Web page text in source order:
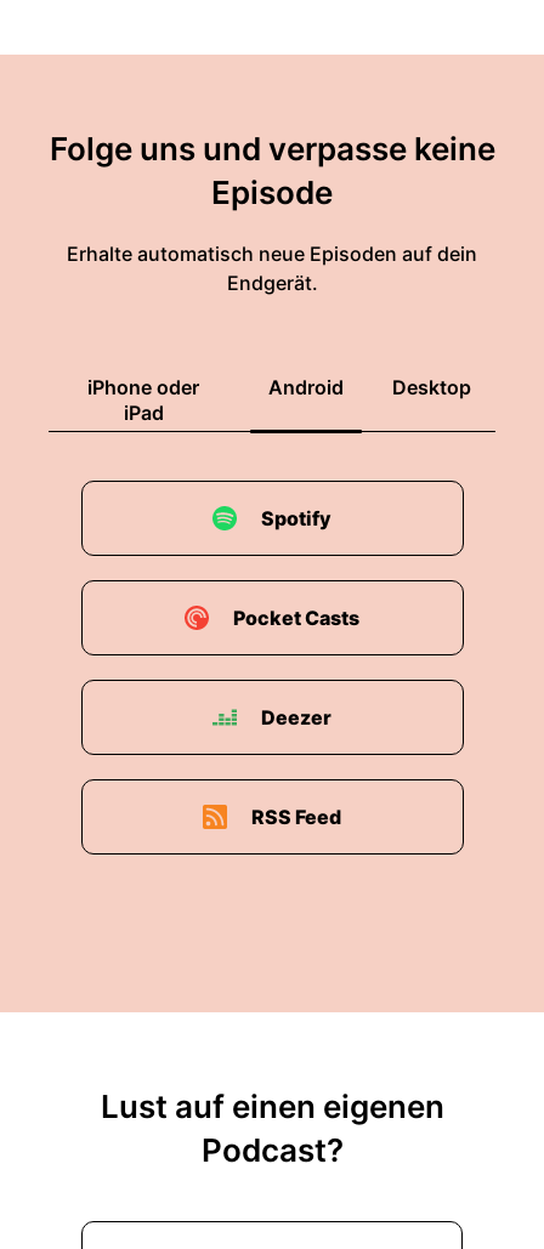
Folge uns und verpasse keine
Episode
Erhalte automatisch neue Episoden auf dein
Endgerät.
iPhone oder
iPad
Android Desktop
Spotify
Pocket Casts
Deezer
RSS Feed
Lust auf einen eigenen
Podcast?